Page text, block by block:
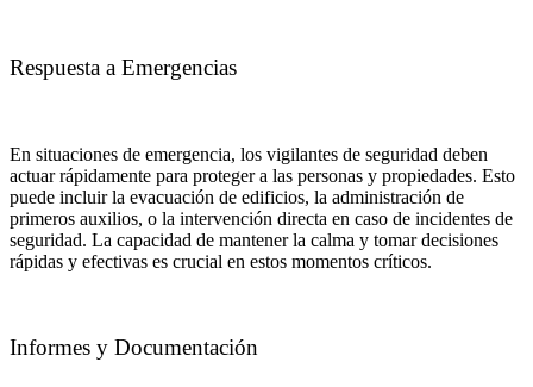
Respuesta a Emergencias
En situaciones de emergencia, los vigilantes de seguridad deben
actuar rápidamente para proteger a las personas y propiedades. Esto
puede incluir la evacuación de edificios, la administración de
primeros auxilios, o la intervención directa en caso de incidentes de
seguridad. La capacidad de mantener la calma y tomar decisiones
rápidas y efectivas es crucial en estos momentos críticos.
Informes y Documentación